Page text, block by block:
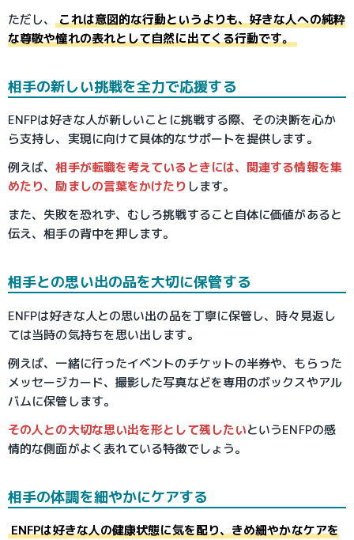
ただし、これは意図的な行動というよりも、好きな人への純粋
な尊敬や憧れの表れとして自然に出てくる行動です。
相手の新しい挑戦を全力で応援する
ENFPは好きな人が新しいことに挑戦する際、その決断を心か
ら支持し、実現に向けて具体的なサポートを提供します。
例えば、相手が転職を考えているときには、関連する情報を集
めたり、励ましの言葉をかけたり します。
また、失敗を恐れず、むしろ挑戦すること自体に価値があると
伝え、相手の背中を押します。
相手との思い出の品を大切に保管する
ENFPは好きな人との思い出の品を丁寧に保管し、時々見返し
ては当時の気持ちを思い出します。
例えば、一緒に行ったイベントのチケットの半券や、もらった
メッセージカード、撮影した写真などを専用のボックスやアル
バムに保管します。
その人との大切な思い出を形として残したいというENFPの感
情的な側面がよく表れている特徴でしょう。
相手の体調を細やかにケアする
ENFPは好きな人の健康状態に気を配り、きめ細やかなケアを